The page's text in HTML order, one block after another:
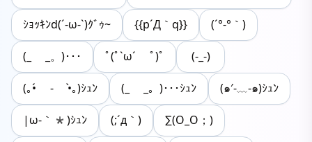
ｼｮｯｷﾝd(´-ω-`)ｸﾞｩ~ {{p´Д｀q}} (´°‐°｀)
(_ _。)･･･ ﾟ(ﾟ`ω´ ﾟ)ﾟ (-_-)
(｡•́ - •̀｡)ｼｭﾝ (_ _。)･･･ｼｭﾝ (๑′-﹏-๑)ｼｭﾝ
|ω-｀*)ｼｭﾝ (;´д｀) ∑(O_O；)